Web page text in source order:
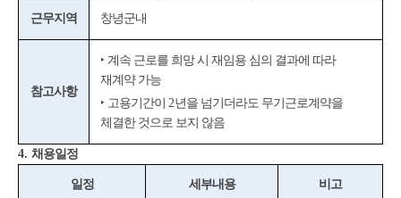
근무지역 창녕군내
참고사항
‣ 계속 근로를 희망 시 재임용 심의 결과에 따라
재계약 가능
‣ 고용기간이 2년을 넘기더라도 무기근로계약을
체결한 것으로 보지 않음
4. 채용일정
일정 세부내용 비고